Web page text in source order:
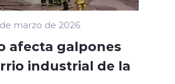
marzo de 2026
afecta galpones
industrial de la